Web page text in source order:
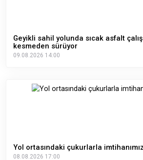
Geyikli sahil yolunda sıcak asfalt
kesmeden sürüyor
09.08.2026 14:00
Yol ortasındaki çukurlarla
08.08.2026 17:00